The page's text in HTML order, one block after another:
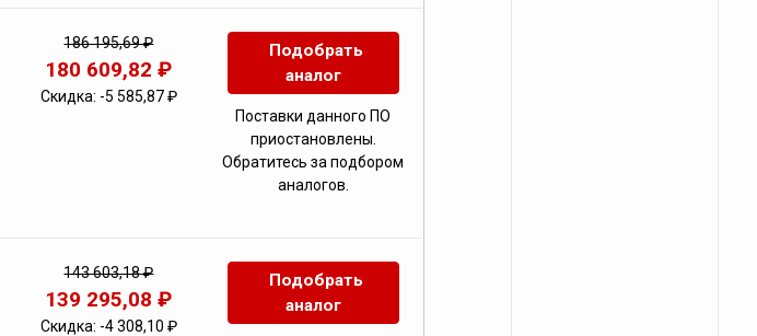
186 195,69 ₽
180 609,82 ₽
Скидка: -5 585,87 ₽
Подобрать
аналог
Поставки данного ПО
приостановлены.
Обратитесь за подбором
аналогов.
143 603,18 ₽
139 295,08 ₽
Скидка: -4 308,10 ₽
Подобрать
аналог